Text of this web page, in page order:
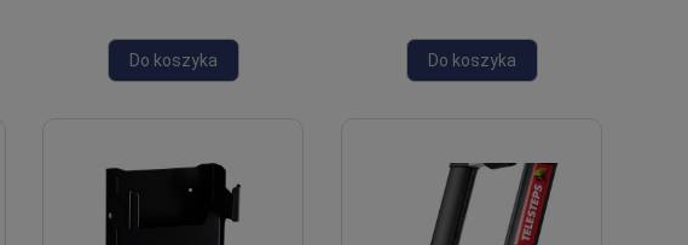
Do koszyka Do koszyka